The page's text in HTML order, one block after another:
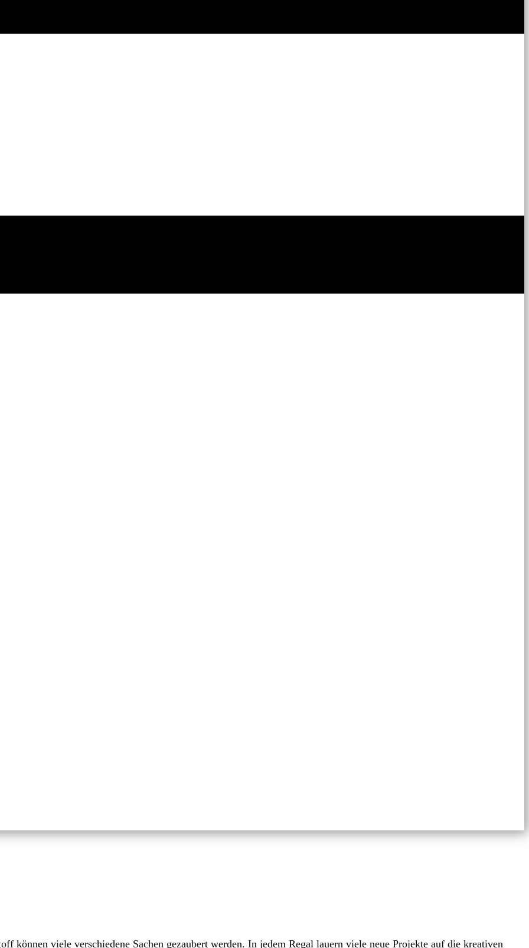
können viele verschiedene Sachen gezaubert werden. In jedem Regal lauern viele neue Projekte auf die kreativen